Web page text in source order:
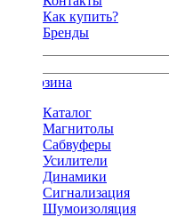
Как купить?
Бренды
Каталог
Магнитолы
Сабвуферы
Усилители
Динамики
Сигнализация
Шумоизоляция